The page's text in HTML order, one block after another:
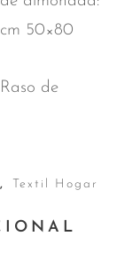
cm 50×80
Raso de
, Textil Hogar